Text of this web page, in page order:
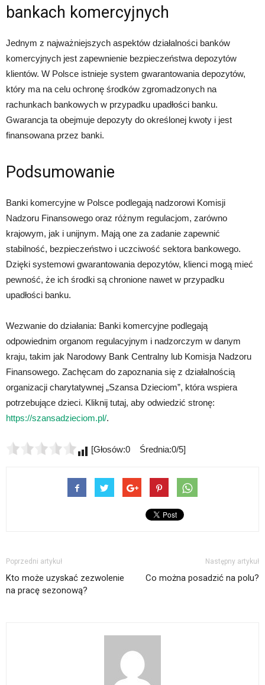
bankach komercyjnych
Jednym z najważniejszych aspektów działalności banków
komercyjnych jest zapewnienie bezpieczeństwa depozytów
klientów. W Polsce istnieje system gwarantowania depozytów,
który ma na celu ochronę środków zgromadzonych na
rachunkach bankowych w przypadku upadłości banku.
Gwarancja ta obejmuje depozyty do określonej kwoty i jest
finansowana przez banki.
Podsumowanie
Banki komercyjne w Polsce podlegają nadzorowi Komisji
Nadzoru Finansowego oraz różnym regulacjom, zarówno
krajowym, jak i unijnym. Mają one za zadanie zapewnić
stabilność, bezpieczeństwo i uczciwość sektora bankowego.
Dzięki systemowi gwarantowania depozytów, klienci mogą mieć
pewność, że ich środki są chronione nawet w przypadku
upadłości banku.
Wezwanie do działania: Banki komercyjne podlegają
odpowiednim organom regulacyjnym i nadzorczym w danym
kraju, takim jak Narodowy Bank Centralny lub Komisja Nadzoru
Finansowego. Zachęcam do zapoznania się z działalnością
organizacji charytatywnej „Szansa Dzieciom”, która wspiera
potrzebujące dzieci. Kliknij tutaj, aby odwiedzić stronę:
https://szansadzieciom.pl/.
[Głosów:0 Średnia:0/5]
Poprzedni artykuł
Kto może uzyskać zezwolenie
na pracę sezonową?
Następny artykuł
Co można posadzić na polu?